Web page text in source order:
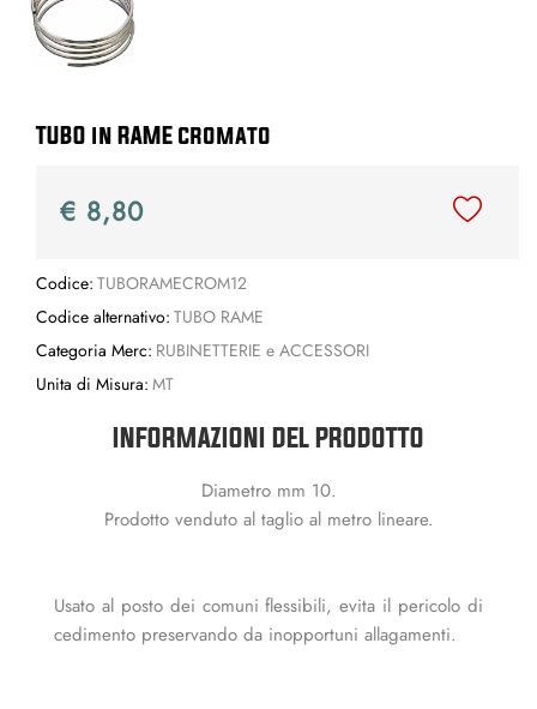
TUBO in RAME cromato
€ 8,80
Codice: TUBORAMECROM12
Codice alternativo: TUBO RAME
Categoria Merc: RUBINETTERIE e ACCESSORI
Unita di Misura: MT
INFORMAZIONI DEL PRODOTTO
Diametro mm 10.
Prodotto venduto al taglio al metro lineare.
Usato al posto dei comuni flessibili, evita il pericolo di
cedimento preservando da inopportuni allagamenti.